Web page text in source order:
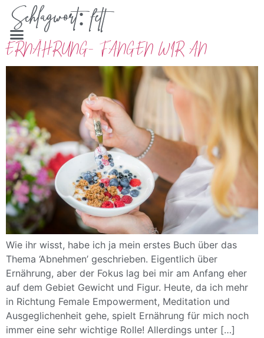
Schlagwort:fett
ERNÄHRUNG- FANGEN WIR AN
Wie ihr wisst, habe ich ja mein erstes Buch über das
Thema ‘Abnehmen’ geschrieben. Eigentlich über
Ernährung, aber der Fokus lag bei mir am Anfang eher
auf dem Gebiet Gewicht und Figur. Heute, da ich mehr
in Richtung Female Empowerment, Meditation und
Ausgeglichenheit gehe, spielt Ernährung für mich noch
immer eine sehr wichtige Rolle! Allerdings unter […]